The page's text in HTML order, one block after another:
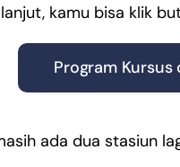
kamu bisa klik
Program Kursus
ada dua stasiun